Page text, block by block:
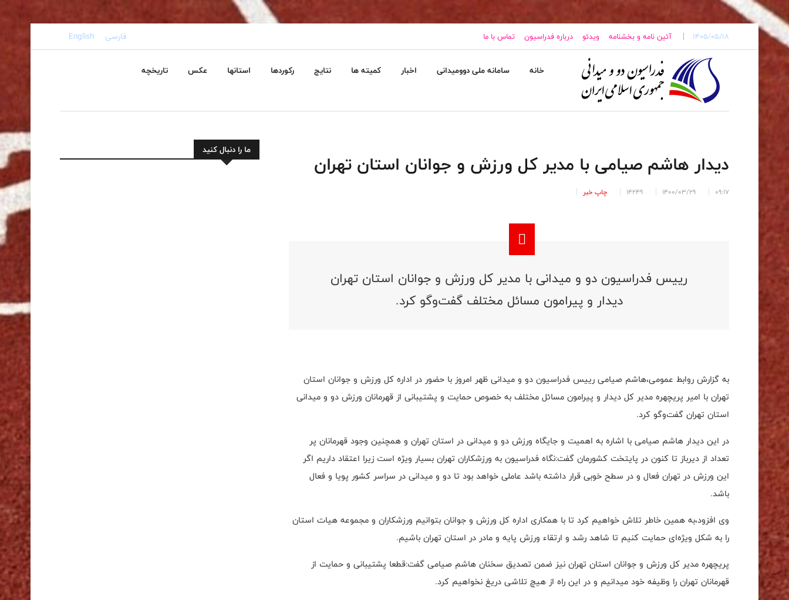
1405/05/18 آئین نامه و بخشنامه ویدئو درباره فدراسیون تماس با ما فارسی English
خانه سامانه ملی دوومیدانی اخبار کمیته ها نتایج رکوردها استانها عکس تاریخچه
دیدار هاشم صیامی با مدیر کل ورزش و جوانان استان تهران
09:17
1400/03/29
14249 چاپ خبر
رییس فدراسیون دو و میدانی با مدیر کل ورزش و جوانان استان تهران
دیدار و پیرامون مسائل مختلف گفت‌وگو کرد.
به گزارش روابط عمومی،هاشم صیامی رییس فدراسیون دو و میدانی ظهر امروز با حضور در اداره کل ورزش و جوانان استان
تهران با امیر پریچهره مدیر کل دیدار و پیرامون مسائل مختلف به خصوص حمایت و پشتیبانی از قهرمانان ورزش دو و میدانی
استان تهران گفت‌وگو کرد.
در این‌ دیدار هاشم صیامی با اشاره به اهمیت و جایگاه ورزش دو و میدانی در استان تهران و همچنین وجود قهرمانان پر
تعداد از دیرباز تا کنون در پایتخت کشورمان گفت:نگاه فدراسیون به ورزشکاران تهران بسیار ویژه‌ است زیرا اعتقاد داریم اگر
این ورزش در تهران فعال و در سطح خوبی قرار داشته باشد عاملی خواهد بود تا دو و میدانی در سراسر کشور پویا و فعال
باشد.
وی افزود،به همین خاطر تلاش خواهیم کرد تا با همکاری اداره کل ورزش و جوانان بتوانیم ورزشکاران و مجموعه هیات استان
را به شکل ویژه‌ای حمایت کنیم تا شاهد رشد و ارتقاء ورزش پایه و مادر در استان تهران باشیم.
پریچهره مدیر کل ورزش و جوانان استان تهران نیز ضمن تصدیق سخنان هاشم صیامی گفت:قطعا پشتیبانی و حمایت از
قهرمانان تهران را وظیفه خود میدانیم و در این راه از هیچ تلاشی دریغ نخواهیم کرد.
ما را دنبال کنید